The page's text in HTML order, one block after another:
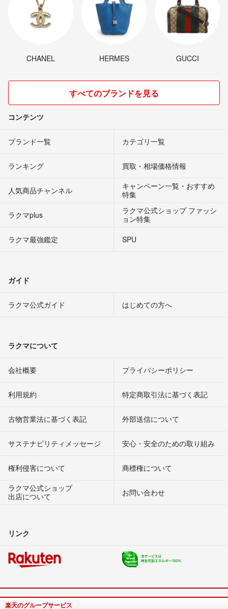
CHANEL HERMES GUCCI
すべてのブランドを見る
コンテンツ
ブランド一覧 カテゴリ一覧
ランキング 買取・相場価格情報
人気商品チャンネル
キャンペーン一覧・おすすめ
特集
ラクマplus
ラクマ公式ショップ ファッシ
ョン特集
ラクマ最強鑑定
SPU
ガイド
ラクマ公式ガイド はじめての方へ
ラクマについて
会社概要 プライバシーポリシー
利用規約 特定商取引法に基づく表記
古物営業法に基づく表記 外部送信について
サステナビリティメッセージ 安心・安全のための取り組み
権利侵害について
商標権について
ラクマ公式ショップ
出店について
お問い合わせ
リンク
楽天のグループサービス